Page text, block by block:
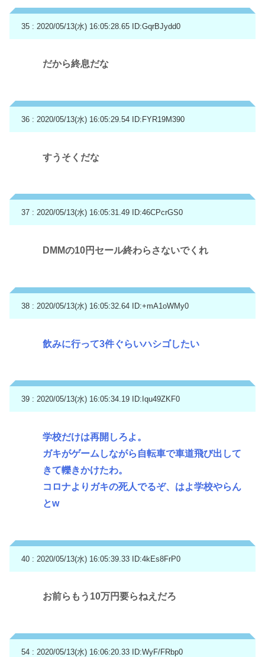
35 : 2020/05/13(水) 16:05:28.65 ID:GqrBJydd0
だから終息だな
36 : 2020/05/13(水) 16:05:29.54 ID:FYR19M390
すうそくだな
37 : 2020/05/13(水) 16:05:31.49 ID:46CPcrGS0
DMMの10円セール終わらさないでくれ
38 : 2020/05/13(水) 16:05:32.64 ID:+mA1oWMy0
飲みに行って3件ぐらいハシゴしたい
39 : 2020/05/13(水) 16:05:34.19 ID:Iqu49ZKF0
学校だけは再開しろよ。
ガキがゲームしながら自転車で車道飛び出して
きて轢きかけたわ。
コロナよりガキの死人でるぞ、はよ学校やらん
とw
40 : 2020/05/13(水) 16:05:39.33 ID:4kEs8FrP0
お前らもう10万円要らねえだろ
54 : 2020/05/13(水) 16:06:20.33 ID:WyF/FRbp0